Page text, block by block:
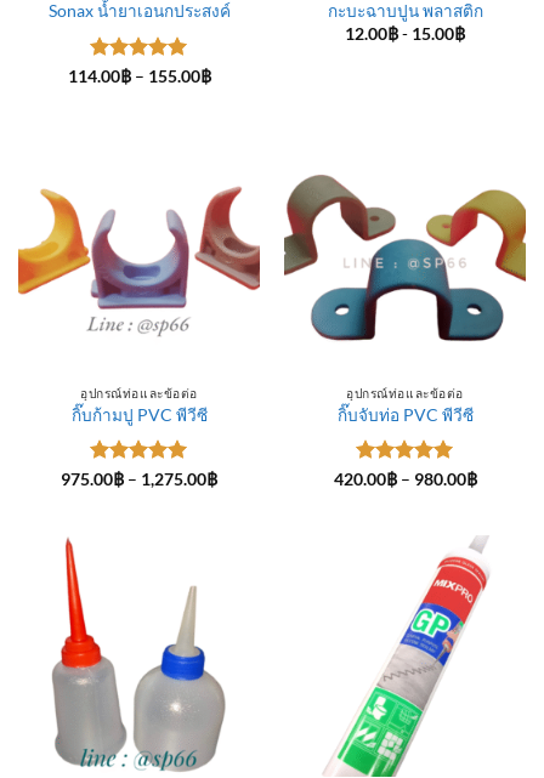
Sonax น้ำยาเอนกประสงค์
ให้คะแนน
114.00฿ – 155.00฿Price
กะบะฉาบปูน พลาสติก
12.00฿- 15.00฿
อุปกรณ์ท่อและข้อต่อ
กิ๊บก้ามปู PVC พีวีซี
ให้คะแนน
975.00฿ – 1,275.00฿Price
อุปกรณ์ท่อและข้อต่อ
กิ๊บจับท่อ PVC พีวีซี
ให้คะแนน
420.00฿ – 980.00฿Price
980.00฿